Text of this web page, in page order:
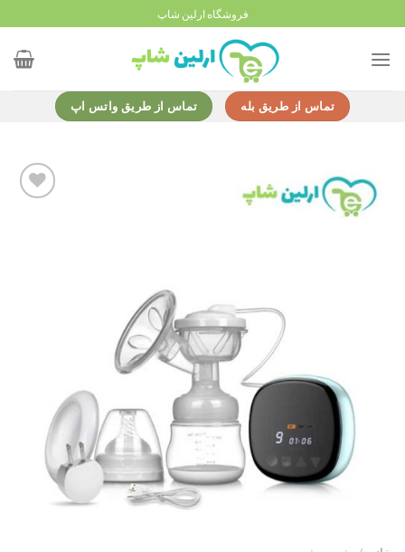
to
content
فروشگاه ارلین شاپ
تماس از طریق بله تماس از طریق واتس اپ